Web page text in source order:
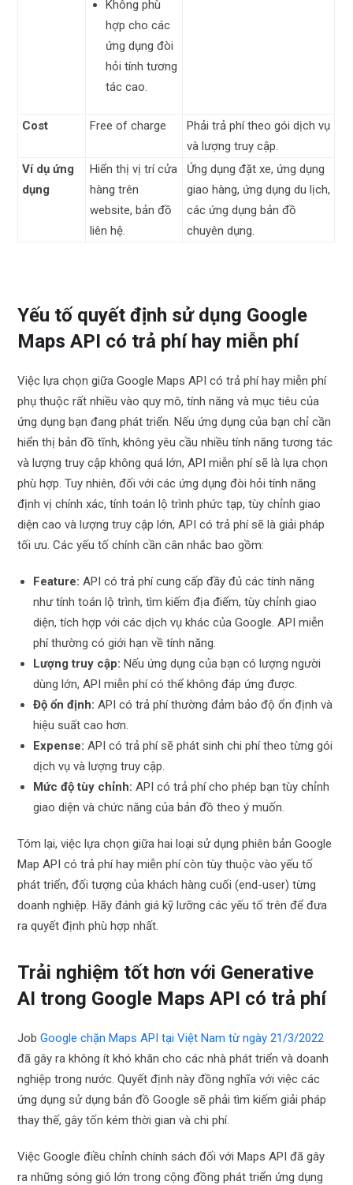
Không phù
hợp cho các
ứng dụng đòi
hỏi tính tương
tác cao.
Cost Free of charge
Phải trả phí theo gói dịch vụ
và lượng truy cập.
Ví dụ ứng
dụng
Hiển thị vị trí cửa
hàng trên
website, bản đồ
liên hệ.
Ứng dụng đặt xe, ứng dụng
giao hàng, ứng dụng du lịch,
các ứng dụng bản đồ
chuyên dụng.
Yếu tố quyết định sử dụng Google
Maps API có trả phí hay miễn phí
Việc lựa chọn giữa Google Maps API có trả phí hay miễn phí
phụ thuộc rất nhiều vào quy mô, tính năng và mục tiêu của
ứng dụng bạn đang phát triển. Nếu ứng dụng của bạn chỉ cần
hiển thị bản đồ tĩnh, không yêu cầu nhiều tính năng tương tác
và lượng truy cập không quá lớn, API miễn phí sẽ là lựa chọn
phù hợp. Tuy nhiên, đối với các ứng dụng đòi hỏi tính năng
định vị chính xác, tính toán lộ trình phức tạp, tùy chỉnh giao
diện cao và lượng truy cập lớn, API có trả phí sẽ là giải pháp
tối ưu. Các yếu tố chính cần cân nhắc bao gồm:
Feature: API có trả phí cung cấp đầy đủ các tính năng
như tính toán lộ trình, tìm kiếm địa điểm, tùy chỉnh giao
diện, tích hợp với các dịch vụ khác của Google. API miễn
phí thường có giới hạn về tính năng.
Lượng truy cập: Nếu ứng dụng của bạn có lượng người
dùng lớn, API miễn phí có thể không đáp ứng được.
Độ ổn định: API có trả phí thường đảm bảo độ ổn định và
hiệu suất cao hơn.
Expense: API có trả phí sẽ phát sinh chi phí theo từng gói
dịch vụ và lượng truy cập.
Mức độ tùy chỉnh: API có trả phí cho phép bạn tùy chỉnh
giao diện và chức năng của bản đồ theo ý muốn.
Tóm lại, việc lựa chọn giữa hai loại sử dụng phiên bản Google
Map API có trả phí hay miễn phí còn tùy thuộc vào yếu tố
phát triển, đối tượng của khách hàng cuối (end-user) từng
doanh nghiệp. Hãy đánh giá kỹ lưỡng các yếu tố trên để đưa
ra quyết định phù hợp nhất.
Trải nghiệm tốt hơn với Generative
AI trong Google Maps API có trả phí
JobGoogle chặn Maps API tại Việt Nam từ ngày 21/3/2022
đã gây ra không ít khó khăn cho các nhà phát triển và doanh
nghiệp trong nước. Quyết định này đồng nghĩa với việc các
ứng dụng sử dụng bản đồ Google sẽ phải tìm kiếm giải pháp
thay thế, gây tốn kém thời gian và chi phí.
Việc Google điều chỉnh chính sách đối với Maps API đã gây
ra những sóng gió lớn trong cộng đồng phát triển ứng dụng